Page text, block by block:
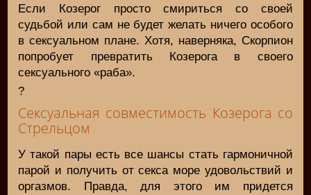
Если Козерог просто смириться со своей
судьбой или сам не будет желать ничего особого
в сексуальном плане. Хотя, наверняка, Скорпион
попробует превратить Козерога в своего
сексуального «раба».
?
Сексуальная совместимость Козерога со
Стрельцом
У такой пары есть все шансы стать гармоничной
парой и получить от секса море удовольствий и
оргазмов. Правда, для этого им придется